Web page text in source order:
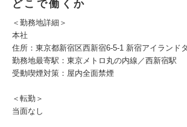
どこで働くか
＜勤務地詳細＞
本社
住所：東京都新宿区西新宿6-5-1 新宿アイランド
勤務地最寄駅：東京メトロ丸の内線／西新宿駅
受動喫煙対策：屋内全面禁煙
＜転勤＞
当面なし